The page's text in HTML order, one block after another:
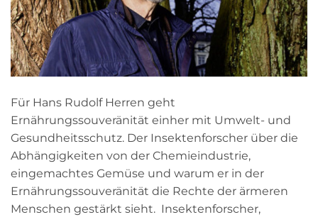
Für Hans Rudolf Herren geht
Ernährungssouveränität einher mit Umwelt- und
Gesundheitsschutz. Der Insektenforscher über die
Abhängigkeiten von der Chemieindustrie,
eingemachtes Gemüse und warum er in der
Ernährungssouveränität die Rechte der ärmeren
Menschen gestärkt sieht. Insektenforscher,